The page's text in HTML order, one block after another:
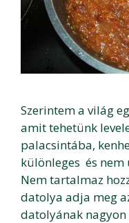
Szerintem a világ
amit tehetünk
palacsintába,
különleges és nem
Nem tartalmaz
datolya adja meg
datolyának